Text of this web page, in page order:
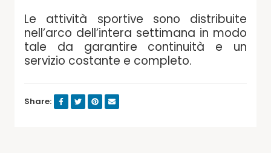
Le attività sportive sono distribuite
nell’arco dell’intera settimana in modo
tale da garantire continuità e un
servizio costante e completo.
Share: